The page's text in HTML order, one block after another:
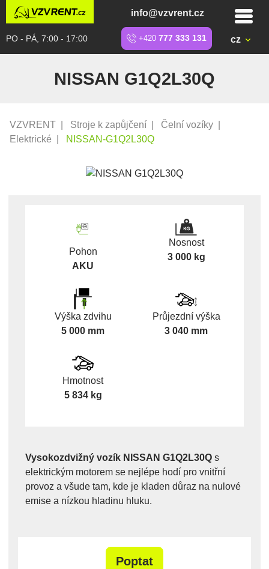
info@vzvrent.cz
PO - PÁ, 7:00 - 17:00 +420 777 333 131 cz
NISSAN G1Q2L30Q
VZVRENT Stroje k zapůjčení Čelní vozíky
Elektrické
NISSAN-G1Q2L30Q
Pohon
AKU
Nosnost
3 000 kg
Výška zdvihu
5 000 mm
Průjezdní výška
3 040 mm
Hmotnost
5 834 kg
Vysokozdvižný vozík NISSAN G1Q2L30Q s
elektrickým motorem se nejlépe hodí pro vnitřní
provoz a všude tam, kde je kladen důraz na nulové
emise a nízkou hladinu hluku.
Poptat